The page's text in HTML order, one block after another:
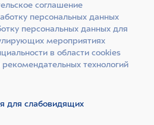
соглашение
персональных данных
персональных данных для
мероприятиях
в области cookies
технологий
для слабовидящих